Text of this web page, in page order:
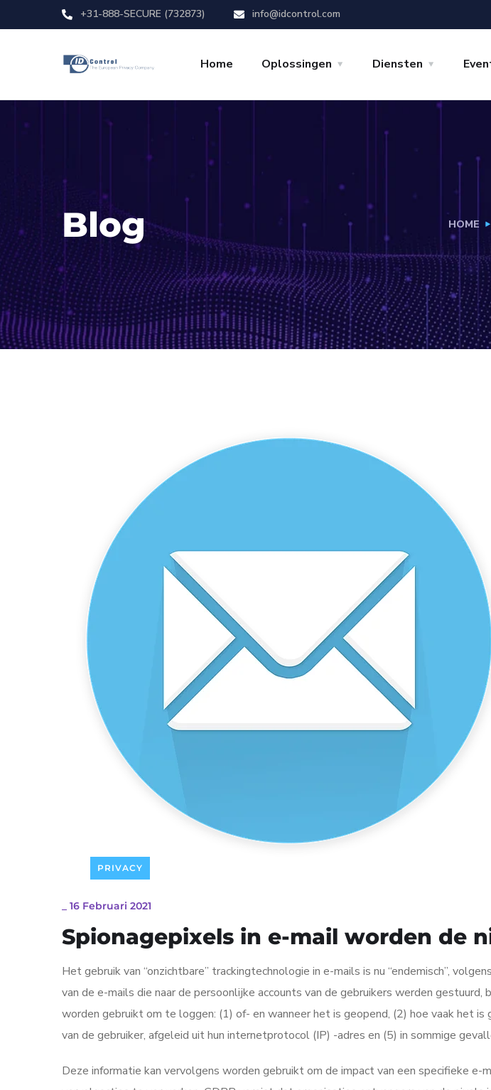
+31-888-SECURE (732873) info@idcontrol.com
Home Oplossingen Diensten
Blog HOME
PRIVACY
16 Februari 2021
Spionagepixels in e-mail worden de
Het gebruik van “onzichtbare” trackingtechnologie in e-mails is nu “endemisch”,
van de e-mails die naar de persoonlijke accounts van de gebruikers werden
worden gebruikt om te loggen: (1) of- en wanneer het is geopend, (2) hoe vaak het
van de gebruiker, afgeleid uit hun internetprotocol (IP) -adres en (5) in sommige
Deze informatie kan vervolgens worden gebruikt om de impact van een specifieke